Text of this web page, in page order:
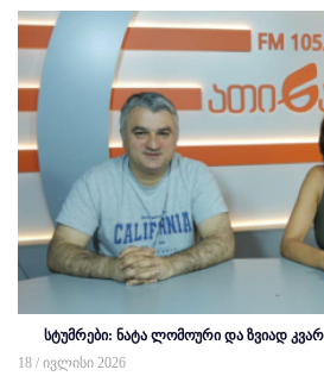
სტუმრები: ნატა ლომოური და ზვიად
18 / ივლისი 2026